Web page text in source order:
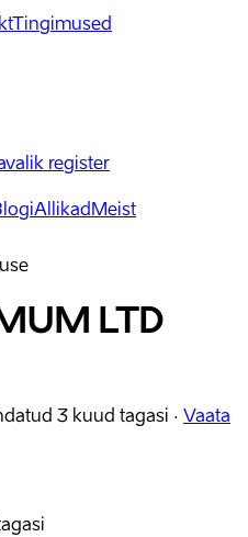
Tingimused
register
AllikadMeist
LTD
3 kuud tagasi · Vaata